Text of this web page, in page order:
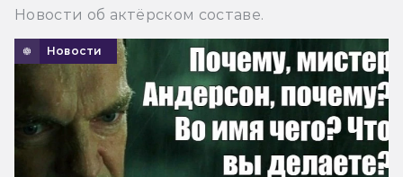
Новости об актёрском составе.
Новости